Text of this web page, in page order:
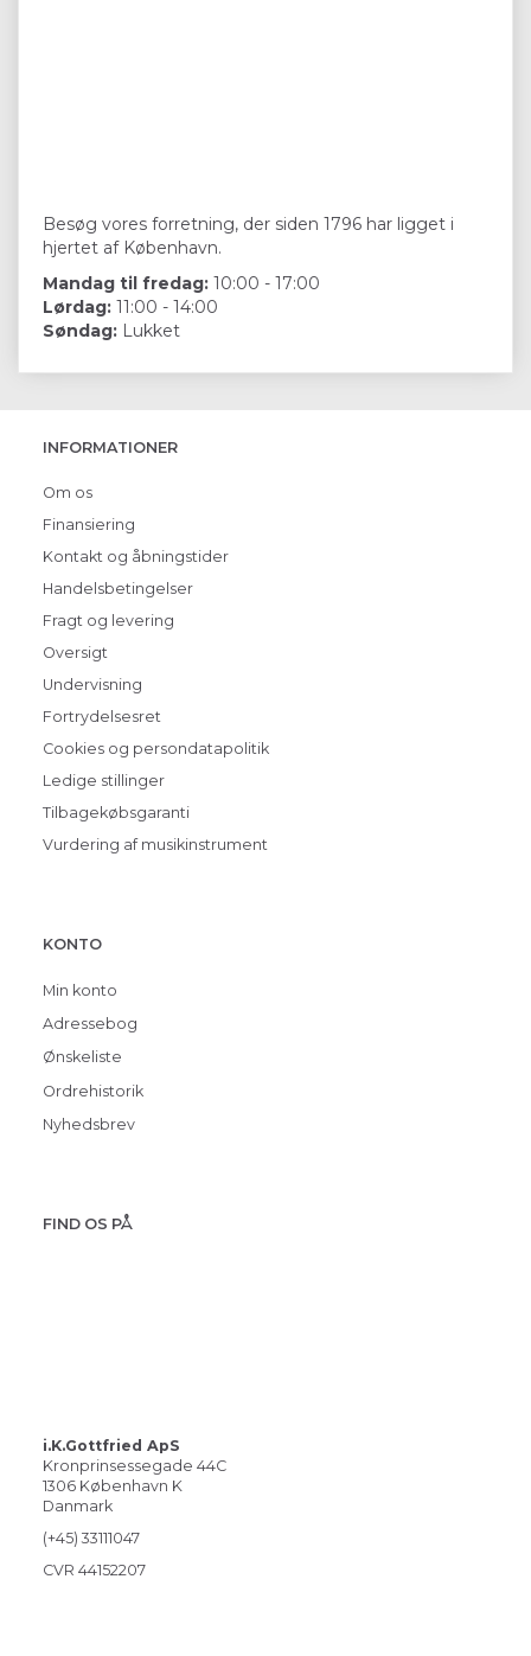
Besøg vores forretning, der siden 1796 har ligget i
hjertet af København.
Mandag til fredag: 10:00 - 17:00
Lørdag: 11:00 - 14:00
Søndag: Lukket
INFORMATIONER
Om os
Finansiering
Kontakt og åbningstider
Handelsbetingelser
Fragt og levering
Oversigt
Undervisning
Fortrydelsesret
Cookies og persondatapolitik
Ledige stillinger
Tilbagekøbsgaranti
Vurdering af musikinstrument
KONTO
Min konto
Adressebog
Ønskeliste
Ordrehistorik
Nyhedsbrev
FIND OS PÅ
i.K.Gottfried ApS
Kronprinsessegade 44C
1306 København K
Danmark
(+45) 33111047
CVR 44152207